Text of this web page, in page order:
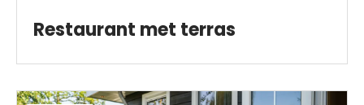
Restaurant met terras